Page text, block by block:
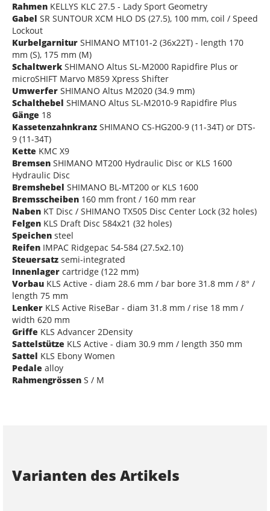
Rahmen KELLYS KLC 27.5 - Lady Sport Geometry
Gabel SR SUNTOUR XCM HLO DS (27.5), 100 mm, coil / Speed
Lockout
Kurbelgarnitur SHIMANO MT101-2 (36x22T) - length 170
mm (S), 175 mm (M)
Schaltwerk SHIMANO Altus SL-M2000 Rapidfire Plus or
microSHIFT Marvo M859 Xpress Shifter
Umwerfer SHIMANO Altus M2020 (34.9 mm)
Schalthebel SHIMANO Altus SL-M2010-9 Rapidfire Plus
Gänge 18
Kassetenzahnkranz SHIMANO CS-HG200-9 (11-34T) or DTS-
9 (11-34T)
Kette KMC X9
Bremsen SHIMANO MT200 Hydraulic Disc or KLS 1600
Hydraulic Disc
Bremshebel SHIMANO BL-MT200 or KLS 1600
Bremsscheiben 160 mm front / 160 mm rear
Naben KT Disc / SHIMANO TX505 Disc Center Lock (32 holes)
Felgen KLS Draft Disc 584x21 (32 holes)
Speichen steel
Reifen IMPAC Ridgepac 54-584 (27.5x2.10)
Steuersatz semi-integrated
Innenlager cartridge (122 mm)
Vorbau KLS Active - diam 28.6 mm / bar bore 31.8 mm / 8° /
length 75 mm
Lenker KLS Active RiseBar - diam 31.8 mm / rise 18 mm /
width 620 mm
Griffe KLS Advancer 2Density
Sattelstütze KLS Active - diam 30.9 mm / length 350 mm
Sattel KLS Ebony Women
Pedale alloy
Rahmengrössen S / M
Varianten des Artikels